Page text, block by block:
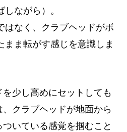
ながら）。
はなく、クラブヘッドがボ
まま転がす感じを意識しま
少し高めにセットしても
クラブヘッドが地面から
いている感覚を掴むこと